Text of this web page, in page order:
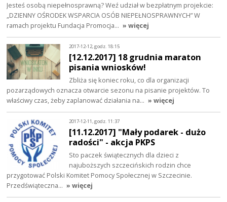
Jesteś osobą niepełnosprawną? Weź udział w bezpłatnym projekcie:
„DZIENNY OŚRODEK WSPARCIA OSÓB NIEPEŁNOSPRAWNYCH” W
ramach projektu Fundacja Promocja… » więcej
2017-12-12, godz. 18:15
[12.12.2017] 18 grudnia maraton
pisania wniosków!
Zbliża się koniec roku, co dla organizacji
pozarządowych oznacza otwarcie sezonu na pisanie projektów. To
właściwy czas, żeby zaplanować działania na… » więcej
2017-12-11, godz. 11:37
[11.12.2017] "Mały podarek - dużo
radości" - akcja PKPS
Sto paczek świątecznych dla dzieci z
najuboższych szczecińskich rodzin chce
przygotować Polski Komitet Pomocy Społecznej w Szczecinie.
Przedświąteczna… » więcej